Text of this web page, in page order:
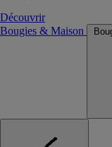
Découvrir
Bougies & Maison